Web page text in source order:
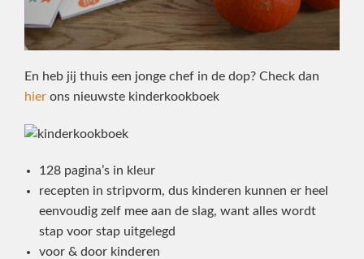
En heb jij thuis een jonge chef in de dop? Check dan
hier ons nieuwste kinderkookboek
128 pagina’s in kleur
recepten in stripvorm, dus kinderen kunnen er heel
eenvoudig zelf mee aan de slag, want alles wordt
stap voor stap uitgelegd
voor & door kinderen